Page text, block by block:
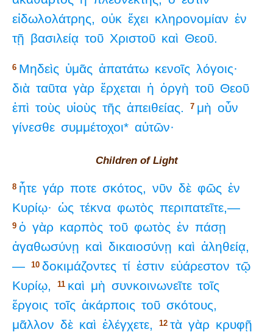
εἰδωλολάτρης, οὐκ ἔχει κληρονομίαν ἐν
τῇ βασιλείᾳ τοῦ Χριστοῦ καὶ Θεοῦ.
6 Μηδεὶς ὑμᾶς ἀπατάτω κενοῖς λόγοις·
διὰ ταῦτα γὰρ ἔρχεται ἡ ὀργὴ τοῦ Θεοῦ
ἐπὶ τοὺς υἱοὺς τῆς ἀπειθείας. 7 μὴ οὖν
γίνεσθε συμμέτοχοι* αὐτῶν·
Children of Light
8 ἦτε γάρ ποτε σκότος, νῦν δὲ φῶς ἐν
Κυρίῳ· ὡς τέκνα φωτὸς περιπατεῖτε,—
9 ὁ γὰρ καρπὸς τοῦ φωτὸς ἐν πάσῃ
ἀγαθωσύνῃ καὶ δικαιοσύνῃ καὶ ἀληθείᾳ,
—
10 δοκιμάζοντες τί ἐστιν εὐάρεστον τῷ
Κυρίῳ,
11 καὶ μὴ συνκοινωνεῖτε τοῖς
ἔργοις τοῖς ἀκάρποις τοῦ σκότους,
μᾶλλον δὲ καὶ ἐλέγχετε, 12 τὰ γὰρ κρυφῇ